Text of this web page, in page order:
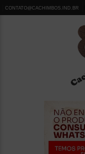
CONTATO@CACHIMBOS.IND.BR